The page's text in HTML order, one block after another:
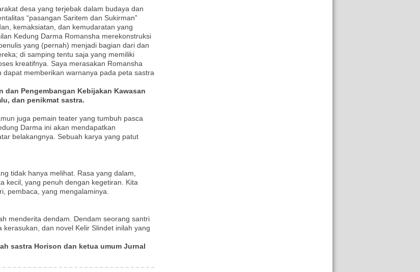
desa yang terjebak dalam budaya dan
“pasangan Saritem dan Sukirman”
kemaksiatan, dan kemudaratan yang
Kedung Darma Romansha merekonstruksi
yang (pernah) menjadi bagian dari dan
di samping tentu saja yang memiliki
kreatifnya. Saya merasakan Romansha
memberikan warnanya pada peta sastra
Pengembangan Kebijakan Kawasan
dan penikmat sastra.
juga pemain teater yang tumbuh pasca
Darma ini akan mendapatkan
belakangnya. Sebuah karya yang patut
tidak hanya melihat. Rasa yang dalam,
kecil, yang penuh dengan kegetiran. Kita
pembaca, yang mengalaminya.
menderita dendam. Dendam seorang santri
dan novel Kelir Slindet inilah yang
sastra Horison dan ketua umum Jurnal